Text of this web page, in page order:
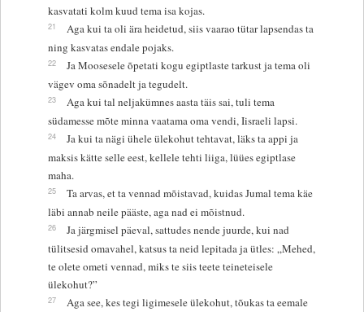
kasvatati kolm kuud tema isa kojas.
21
Aga kui ta oli ära heidetud, siis vaarao tütar lapsendas ta
ning kasvatas endale pojaks.
22
Ja Moosesele õpetati kogu egiptlaste tarkust ja tema oli
vägev oma sõnadelt ja tegudelt.
23
Aga kui tal neljakümnes aasta täis sai, tuli tema
südamesse mõte minna vaatama oma vendi, Iisraeli lapsi.
24
Ja kui ta nägi ühele ülekohut tehtavat, läks ta appi ja
maksis kätte selle eest, kellele tehti liiga, lüües egiptlase
maha.
25
Ta arvas, et ta vennad mõistavad, kuidas Jumal tema käe
läbi annab neile pääste, aga nad ei mõistnud.
26
Ja järgmisel päeval, sattudes nende juurde, kui nad
tülitsesid omavahel, katsus ta neid lepitada ja ütles: „Mehed,
te olete ometi vennad, miks te siis teete teineteisele
ülekohut?”
27
Aga see, kes tegi ligimesele ülekohut, tõukas ta eemale